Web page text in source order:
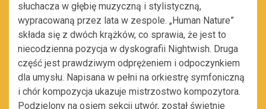
słuchacza w głębię muzyczną i stylistyczną,
wypracowaną przez lata w zespole. „Human Nature”
składa się z dwóch krążków, co sprawia, że jest to
niecodzienna pozycja w dyskografii Nightwish. Druga
część jest prawdziwym odprężeniem i odpoczynkiem
dla umysłu. Napisana w pełni na orkiestrę symfoniczną
i chór kompozycja ukazuje mistrzostwo kompozytora.
Podzielony na osiem sekcji utwór, został świetnie